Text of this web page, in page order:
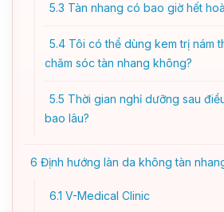
5.3 Tàn nhang có bao giờ hết
5.4 Tôi có thể dùng kem trị nám
chăm sóc tàn nhang không?
5.5 Thời gian nghỉ dưỡng sau
bao lâu?
6 Định hướng làn da không tàn
6.1 V-Medical Clinic